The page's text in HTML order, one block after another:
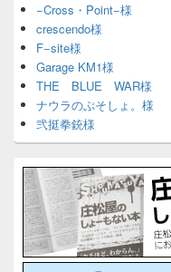
−Cross・Point−様
crescendo様
F−site様
Garage KM1様
THE BLUE WAR様
ナウラのぷそしょ。様
弐挺拳銃様